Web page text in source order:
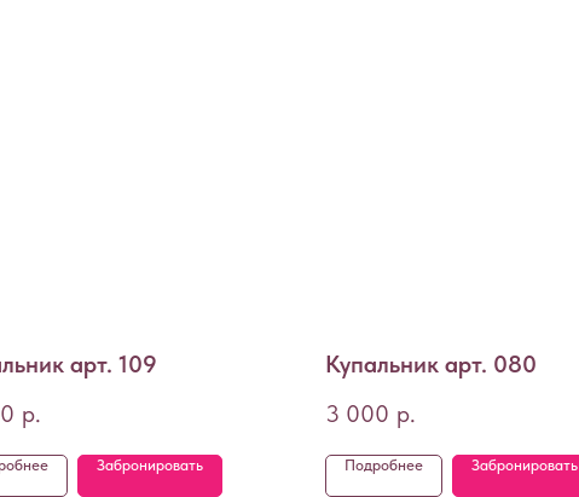
арт. 109
р.
Забронировать
Купальник арт. 080
3 000 р.
Подробнее Забронировать